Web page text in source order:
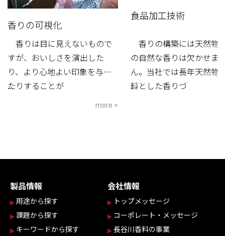
香りの可視化
香りは目に見えないもので
すが、おいしさを演出した
り、より心地よい印象を与え
たりすることが
...
more >
食品加工技術
香りの構築には天然物
の自然な香りは欠かせま
ん。当社では長年天然物
料とした香りづ
...
製品情報
用途から探す
課題から探す
キーワードから探す
会社情報
トップメッセージ
コーポレート・メッセージ
長谷川香料の事業